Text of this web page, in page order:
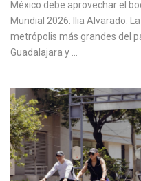
México debe aprovechar el
Mundial 2026: Ilia Alvarado.
metrópolis más grandes del
Guadalajara y ...